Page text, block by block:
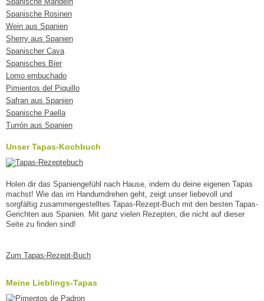
Spanische Rosinen
Wein aus Spanien
Sherry aus Spanien
Spanischer Cava
Spanisches Bier
Lomo embuchado
Pimientos del Piquillo
Safran aus Spanien
Spanische Paella
Turrón aus Spanien
Unser Tapas-Kochbuch
Holen dir das Spaniengefühl nach Hause, indem du deine eigenen Tapas
machst! Wie das im Handumdrehen geht, zeigt unser liebevoll und
sorgfältig zusammengestelltes Tapas-Rezept-Buch mit den besten Tapas-
Gerichten aus Spanien. Mit ganz vielen Rezepten, die nicht auf dieser
Seite zu finden sind!
Zum Tapas-Rezept-Buch
Meine Lieblings-Tapas